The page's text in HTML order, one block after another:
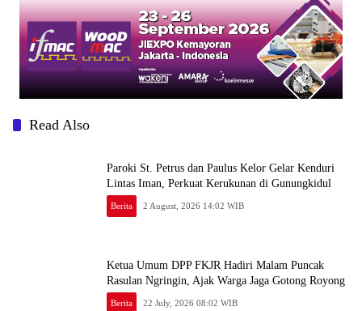
Read Also
Paroki St. Petrus dan Paulus Kelor Gelar Kenduri
Lintas Iman, Perkuat Kerukunan di Gunungkidul
Berita 2 August, 2026 14:02 WIB
Ketua Umum DPP FKJR Hadiri Malam Puncak
Rasulan Ngringin, Ajak Warga Jaga Gotong Royong
Berita 22 July, 2026 08:02 WIB